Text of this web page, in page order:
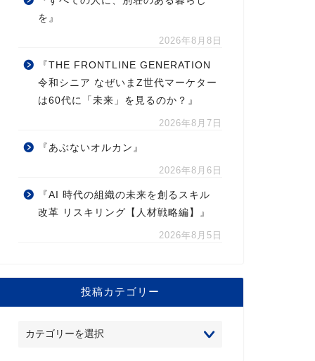
を』
2026年8月8日
『THE FRONTLINE GENERATION
令和シニア なぜいまZ世代マーケター
は60代に「未来」を見るのか？』
2026年8月7日
『あぶないオルカン』
2026年8月6日
『AI 時代の組織の未来を創るスキル
改革 リスキリング【人材戦略編】』
2026年8月5日
投稿カテゴリー